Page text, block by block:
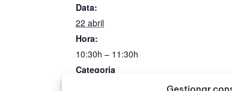
Data:
22 abril
Hora:
10:30h – 11:30h
Categoria